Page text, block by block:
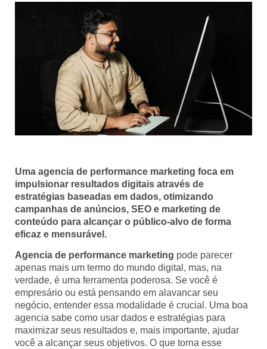
Uma agencia de performance marketing foca em
impulsionar resultados digitais através de
estratégias baseadas em dados, otimizando
campanhas de anúncios, SEO e marketing de
conteúdo para alcançar o público-alvo de forma
eficaz e mensurável.
Agencia de performance marketing pode parecer
apenas mais um termo do mundo digital, mas, na
verdade, é uma ferramenta poderosa. Se você é
empresário ou está pensando em alavancar seu
negócio, entender essa modalidade é crucial. Uma boa
agencia sabe como usar dados e estratégias para
maximizar seus resultados e, mais importante, ajudar
você a alcançar seus objetivos. O que torna esse